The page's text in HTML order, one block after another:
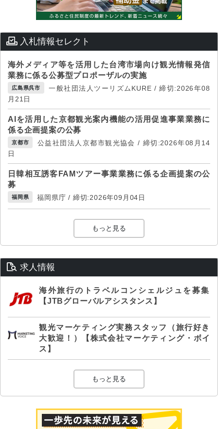
入札情報セレクト
海外メディア等を活用した台湾市場向け観光情報発信
業務に係る公募型プロポーザルの実施
広島県呉市
一般社団法人ツーリズムKURE / 締切:2026年08
月21日
AIを活用した京都観光案内機能の活用促進事業業務に
係る企画提案の公募
京都市
公益社団法人京都市観光協会 / 締切:2026年08月14
日
日韓相互誘客FAMツアー事業業務に係る企画提案の公
募
福岡県 福岡県庁 / 締切:2026年09月04日
もっと見る
求人情報
海外旅行のトラベルコンシェルジュを募集
【JTBグローバルアシスタンス】
観光マーケティング実務スタッフ（旅行好き
大歓迎！）【株式会社マーケティング・ボイ
ス】
もっと見る